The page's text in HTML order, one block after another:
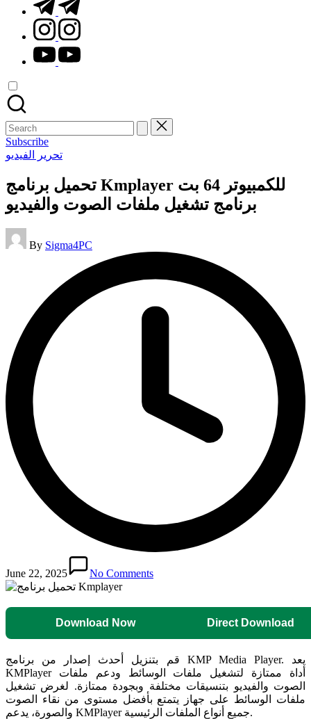
instagram.com
youtube.com
Search
for:
Subscribe
Posted
تحرير الفيديو
تحميل برنامج Kmplayer للكمبيوتر 64 بت
برنامج تشغيل ملفات الصوت والفيديو
Posted
by
By Sigma4PC
June 22, 2025 No Comments
Download Now Direct Download
قم بتنزيل أحدث إصدار من برنامج KMP Media Player. يعد
KMPlayer أداة ممتازة لتشغيل ملفات الوسائط ودعم ملفات
الصوت والفيديو بتنسيقات مختلفة وبجودة ممتازة. لغرض تشغيل
ملفات الوسائط على جهاز يتمتع بأفضل مستوى من نقاء الصوت
والصورة، يدعم KMPlayer جميع أنواع الملفات الرئيسية.